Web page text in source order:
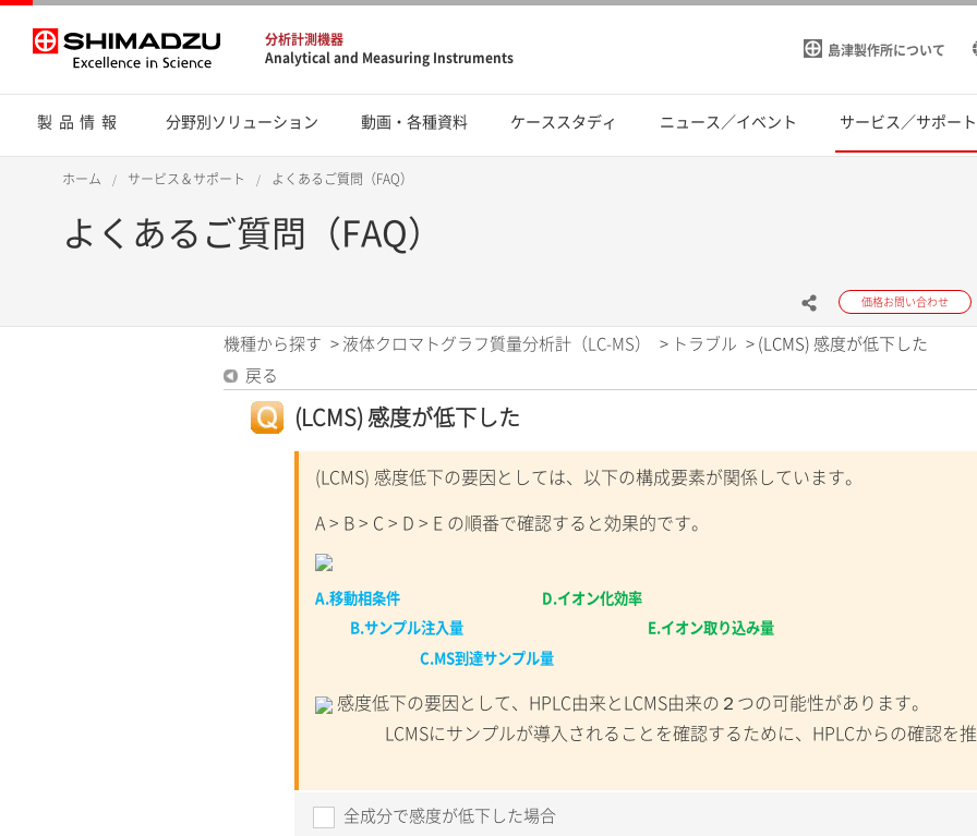
分析計測機器
Analytical and Measuring Instruments
島津製作所について
製品情報 分野別ソリューション 動画・各種資料 ケーススタディ ニュース／イベント サービス／サポート
ホーム サービス＆サポート よくあるご質問（FAQ）
よくあるご質問（FAQ）
価格お問い合わせ
機種から探す > 液体クロマトグラフ質量分析計（LC-MS） > トラブル > (LCMS) 感度が低下した
戻る
(LCMS) 感度が低下した
(LCMS) 感度低下の要因としては、以下の構成要素が関係しています。
A > B > C > D > E の順番で確認すると効果的です。
A.移動相条件 D.イオン化効率
B.サンプル注入量 E.イオン取り込み量
C.MS到達サンプル量
感度低下の要因として、HPLC由来とLCMS由来の２つの可能性があります。
LCMSにサンプルが導入されることを確認するために、HPLCからの確認を推
全成分で感度が低下した場合